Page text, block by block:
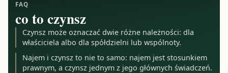
FAQ
co to czynsz
Czynsz może oznaczać dwie różne należności: dla
właściciela albo dla spółdzielni lub wspólnoty.
Najem i czynsz to nie to samo: najem jest stosunkiem
prawnym, a czynsz jednym z jego głównych świadczeń.